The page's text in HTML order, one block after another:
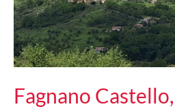
territorio
Fagnano